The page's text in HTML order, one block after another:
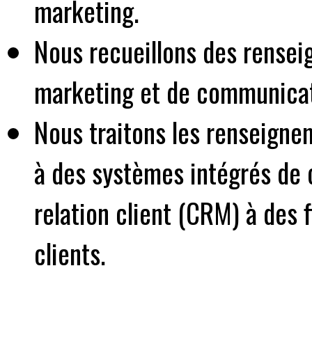
marketing.
Nous recueillons des
marketing et de
Nous traitons les
à des systèmes intégrés
relation client (CRM) à
clients.